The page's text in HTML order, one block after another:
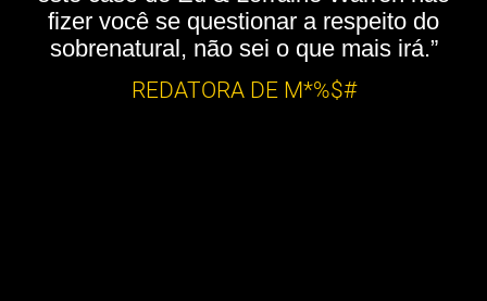
fizer você se questionar a respeito do
sobrenatural, não sei o que mais irá.”
REDATORA DE M*%$#